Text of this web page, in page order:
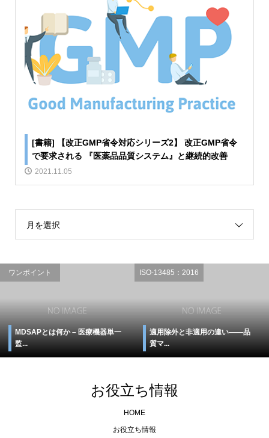
[書籍] 【改正GMP省令対応シリーズ2】 改正GMP省令
で要求される 『医薬品品質システム』と継続的改善
2021.11.05
月を選択
ワンポイント
MDSAPとは何か – 医療機器単一
監...
ISO-13485：2016
適用除外と非適用の違い――品
質マ...
お役立ち情報
HOME
お役立ち情報